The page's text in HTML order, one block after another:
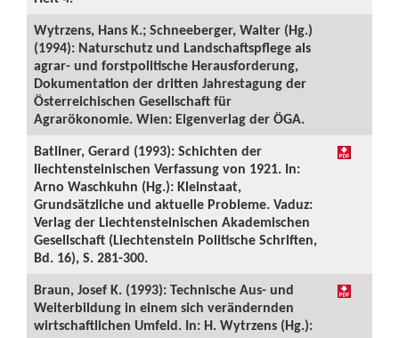
Wytrzens, Hans K.; Schneeberger, Walter (Hg.)
(1994): Naturschutz und Landschaftspflege als
agrar- und forstpolitische Herausforderung,
Dokumentation der dritten Jahrestagung der
Österreichischen Gesellschaft für
Agrarökonomie. Wien: Eigenverlag der ÖGA.
Batliner, Gerard (1993): Schichten der
liechtensteinischen Verfassung von 1921. In:
Arno Waschkuhn (Hg.): Kleinstaat,
Grundsätzliche und aktuelle Probleme. Vaduz:
Verlag der Liechtensteinischen Akademischen
Gesellschaft (Liechtenstein Politische Schriften,
Bd. 16), S. 281-300.
Braun, Josef K. (1993): Technische Aus- und
Weiterbildung in einem sich verändernden
wirtschaftlichen Umfeld. In: H. Wytrzens (Hg.):